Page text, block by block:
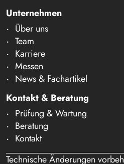
Unternehmen
Über uns
Team
Karriere
Messen
News & Fachartikel
Kontakt & Beratung
Prüfung & Wartung
Beratung
Kontakt
Technische Änderungen